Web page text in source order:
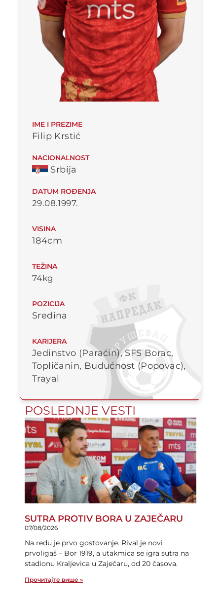
IME I PREZIME
Filip Krstić
NACIONALNOST
Srbija
DATUM ROĐENJA
29.08.1997.
VISINA
184cm
TEŽINA
74kg
POZICIJA
Sredina
KARIJERA
Jedinstvo (Paraćin), SFS Borac,
Topličanin, Budućnost (Popovac),
Trayal
POSLEDNJE VESTI
SUTRA PROTIV BORA U ZAJEČARU
07/08/2026
Na redu je prvo gostovanje. Rival je novi
prvoligaš – Bor 1919, a utakmica se igra sutra na
stadionu Kraljevica u Zaječaru, od 20 časova.
Прочитајте више »